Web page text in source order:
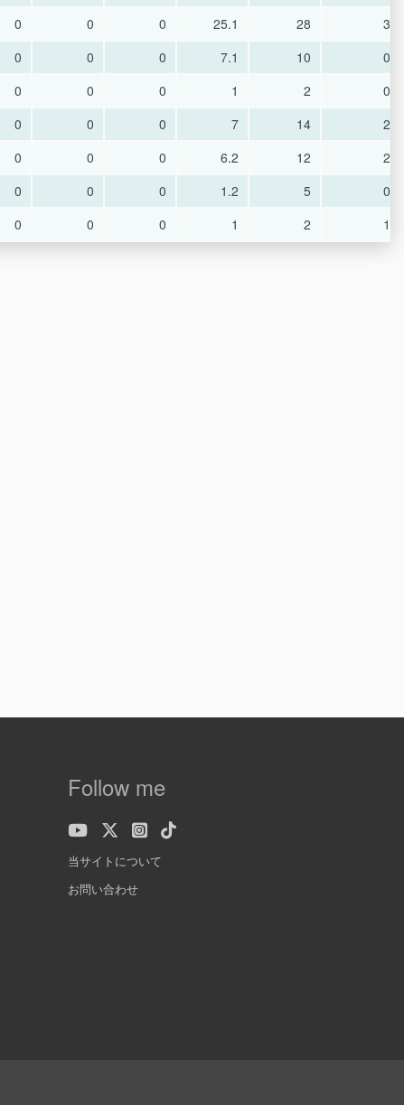
0 0 0 25.1 28
3
0 0 0 7.1 10
0
0 0 0 1 2
0
0 0 0 7 14
2
0 0 0 6.2 12
2
0 0 0 1.2 5
0
0 0 0 1 2 1
Follow me
当サイトについて
お問い合わせ